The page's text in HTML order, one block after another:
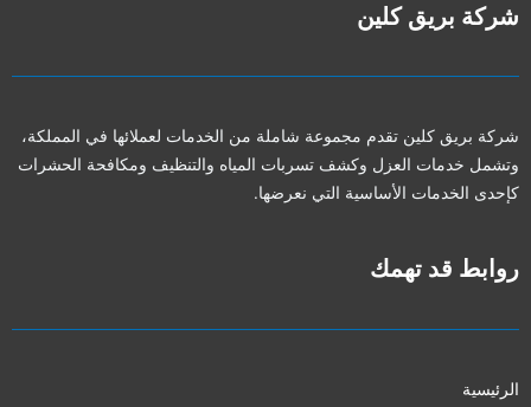
شركة بريق كلين
شركة بريق كلين تقدم مجموعة شاملة من الخدمات لعملائها في المملكة،
وتشمل خدمات العزل وكشف تسربات المياه والتنظيف ومكافحة الحشرات
كإحدى الخدمات الأساسية التي نعرضها.
روابط قد تهمك
الرئيسية